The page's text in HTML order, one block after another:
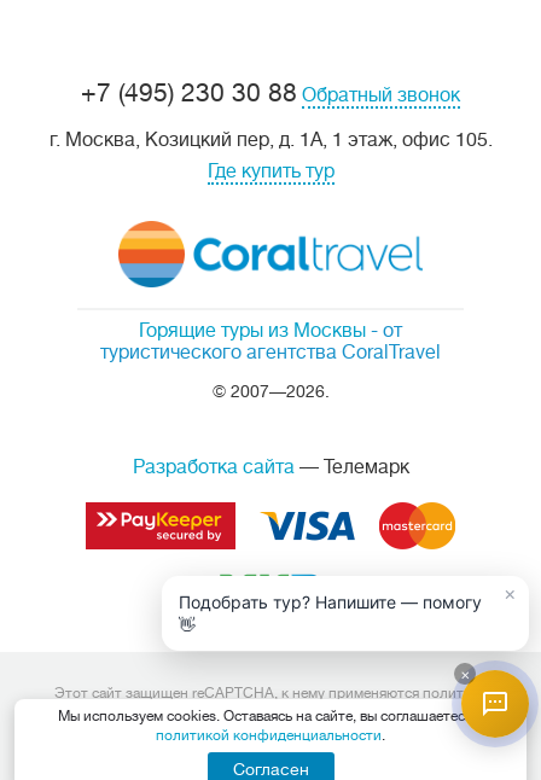
Горящие туры из Москвы - от
туристического агентства CoralTravel
© 2007—2026.
+7 (495) 230 30 88 Обратный звонок
г. Москва, Козицкий пер, д. 1А, 1 этаж, офис 105.
Где купить тур
Разработка сайта— Телемарк
Мы используем cookies. Оставаясь на сайте, вы соглашаетесь с
политикой конфиденциальности.
Согласен
Этот сайт защищен reCAPTCHA, к нему применяются политика
конфиденциальностииусловия обслуживанияGoogle.
Данный интернет сайт носит исключительно информационный
характер и вся информация на нем не является публичной офертой,
определяемой положениями Статьи 437 (2) Гражданского кодекса
×
Подобрать тур? Напишите — помогу
👋
×